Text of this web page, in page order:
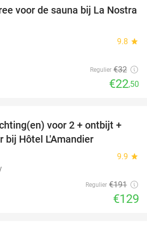
30%
voor de sauna bij La Nostra
9.8 star
Regulier €32
€22,50
32%
voor 2 + ontbijt +
bij Hôtel L'Amandier
9.9 star
Regulier €191
€129